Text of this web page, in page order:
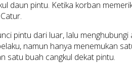
daun pintu. Ketika korban
pintu dari luar, lalu menghubungi
namun hanya menemukan
satu buah cangkul dekat pintu.